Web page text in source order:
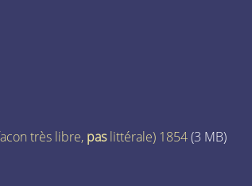
très libre, paslittérale) 1854(3 MB)